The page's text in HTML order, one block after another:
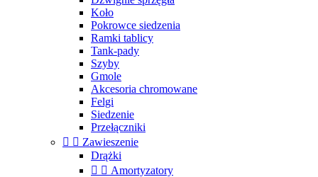
Koło
Pokrowce siedzenia
Ramki tablicy
Tank-pady
Szyby
Gmole
Akcesoria chromowane
Felgi
Siedzenie
Przełączniki
  Zawieszenie
Drążki
  Amortyzatory